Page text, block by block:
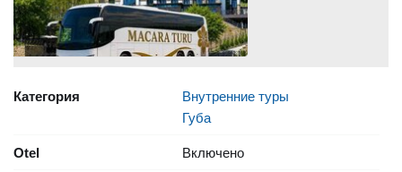
Категория
Внутренние туры
Губа
Otel Включено